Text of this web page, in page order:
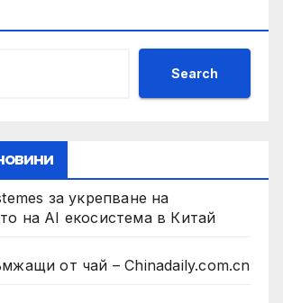
Search
за укрепване на
на AI екосистема в Китай
от чай – Chinadaily.com.cn